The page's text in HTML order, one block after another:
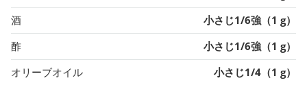
酒
小さじ1/6強（1 g）
酢
小さじ1/6強（1 g）
オリーブオイル
小さじ1/4（1 g）